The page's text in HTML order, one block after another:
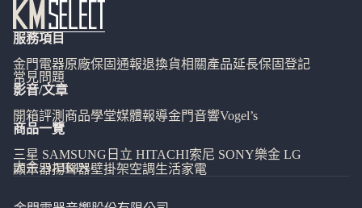
服務項目
金門電器原廠保固通報退換貨相關產品延長保固登記
常見問題
影音/文章
開箱評測 商品學堂媒體報導金門音響Vogel’s
商品一覽
三星 SAMSUNG 日立 HITACHI索尼 SONY樂金 LG
大金 DAIKIN
顯示器揚聲器壁掛架空調生活家電